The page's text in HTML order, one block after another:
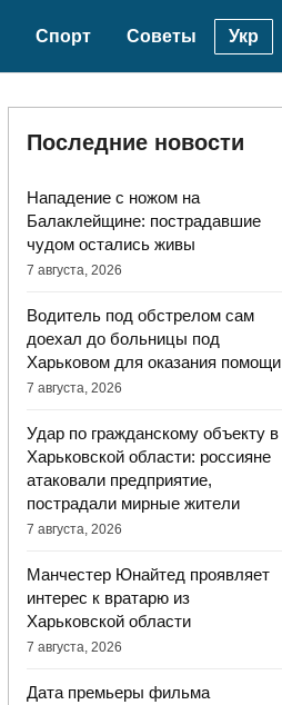
Спорт Советы Укр
Последние новости
Нападение с ножом на
Балаклейщине: пострадавшие
чудом остались живы
7 августа, 2026
Водитель под обстрелом сам
доехал до больницы под
Харьковом для оказания помощи
7 августа, 2026
Удар по гражданскому объекту в
Харьковской области: россияне
атаковали предприятие,
пострадали мирные жители
7 августа, 2026
Манчестер Юнайтед проявляет
интерес к вратарю из
Харьковской области
7 августа, 2026
Дата премьеры фильма